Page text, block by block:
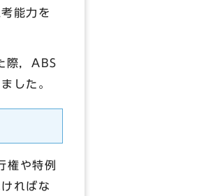
能力を
際，ABS
した。
や特例
ればな